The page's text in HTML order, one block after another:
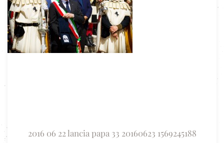
2016 06 22 lancia papa 33 20160623 1569245188